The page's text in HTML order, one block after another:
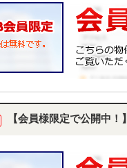
【会員様限定で公開中！】